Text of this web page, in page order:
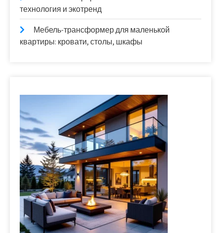
технология и экотренд
Мебель-трансформер для маленькой
квартиры: кровати, столы, шкафы